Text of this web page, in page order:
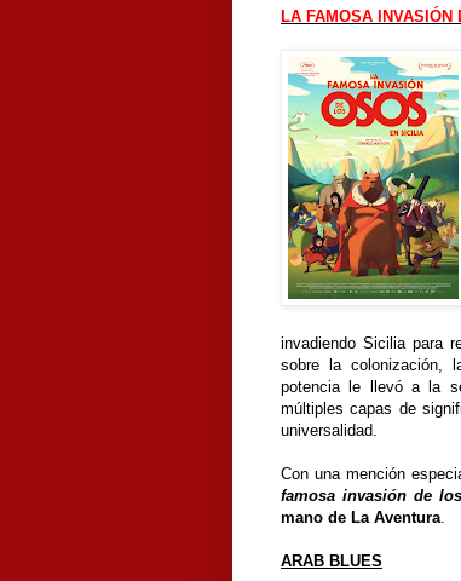
LA FAMOSA
invadiendo Sicilia para
sobre la colonización,
potencia le llevó a la
múltiples capas de
universalidad.
Con una mención
famosa invasión de
mano de La Aventura.
ARAB BLUES